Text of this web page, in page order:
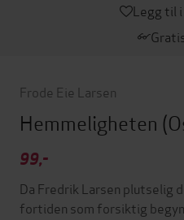
Legg til
Frode Eie Larsen
Hemmeligheten
99,-
Da Fredrik Larsen
fortiden som forsiktig